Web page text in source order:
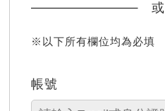
或
※以下所有欄位均為必填
帳號